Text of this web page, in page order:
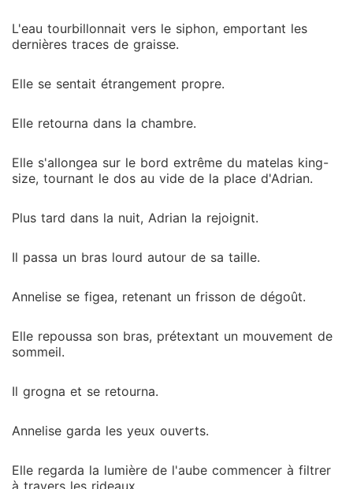
L'eau tourbillonnait vers le siphon, emportant les
dernières traces de graisse.
Elle se sentait étrangement propre.
Elle retourna dans la chambre.
Elle s'allongea sur le bord extrême du matelas king-
size, tournant le dos au vide de la place d'Adrian.
Plus tard dans la nuit, Adrian la rejoignit.
Il passa un bras lourd autour de sa taille.
Annelise se figea, retenant un frisson de dégoût.
Elle repoussa son bras, prétextant un mouvement de
sommeil.
Il grogna et se retourna.
Annelise garda les yeux ouverts.
Elle regarda la lumière de l'aube commencer à filtrer
à travers les rideaux.